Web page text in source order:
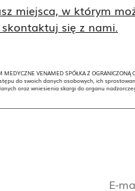
miejsca, w którym
się z nami.
VENAMED SPÓŁKA Z
do swoich danych osobowych, ich
oraz wniesienia skargi do organu
E-